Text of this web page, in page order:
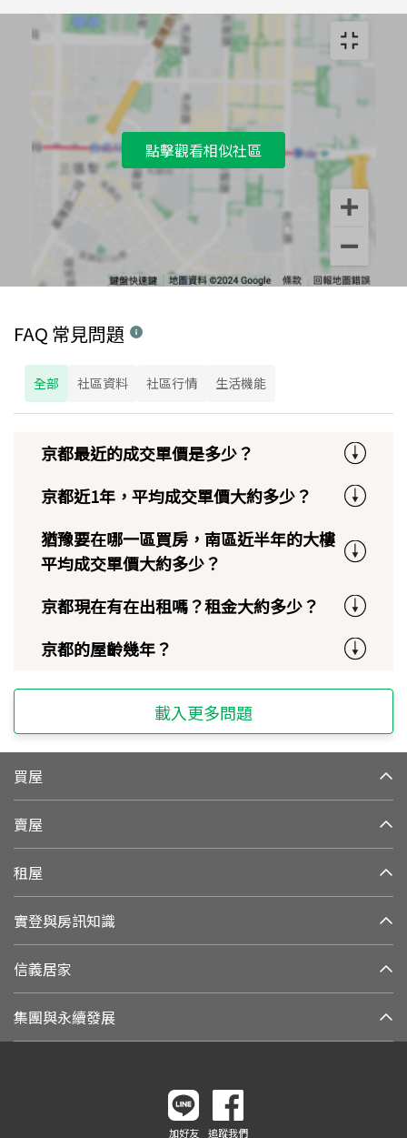
點擊觀看相似社區
FAQ 常見問題
全部 社區資料 社區行情 生活機能
京都最近的成交單價是多少？
京都近1年，平均成交單價大約多少？
猶豫要在哪一區買房，南區近半年的大樓
平均成交單價大約多少？
京都現在有在出租嗎？租金大約多少？
京都的屋齡幾年？
載入更多問題
買屋
賣屋
租屋
實登與房訊知識
信義居家
集團與永續發展
加好友 追蹤我們